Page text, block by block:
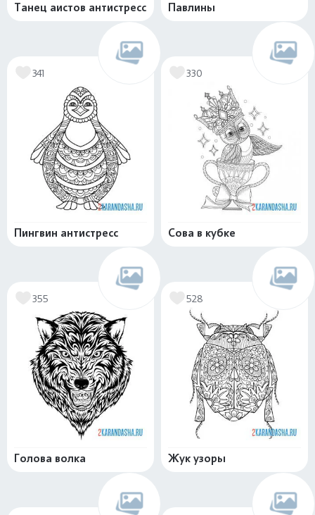
Танец аистов антистресс Павлины
341
Пингвин антистресс
330
Сова в кубке
355
Голова волка
528
Жук узоры